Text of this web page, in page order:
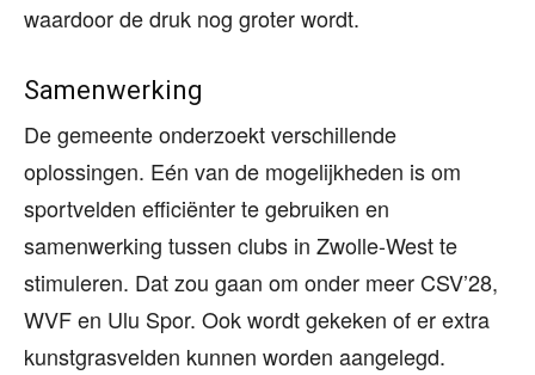
waardoor de druk nog groter wordt.
Samenwerking
De gemeente onderzoekt verschillende
oplossingen. Eén van de mogelijkheden is om
sportvelden efficiënter te gebruiken en
samenwerking tussen clubs in Zwolle-West te
stimuleren. Dat zou gaan om onder meer CSV’28,
WVF en Ulu Spor. Ook wordt gekeken of er extra
kunstgrasvelden kunnen worden aangelegd.